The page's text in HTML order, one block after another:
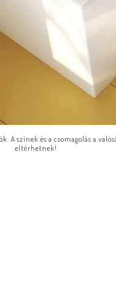
A színek és a csomagolás a
eltérhetnek!